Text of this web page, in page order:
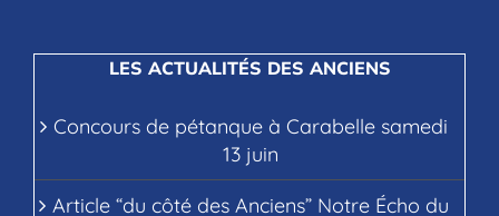
LES ACTUALITÉS DES ANCIENS
Concours de pétanque à Carabelle samedi
13 juin
Article “du côté des Anciens” Notre Écho du